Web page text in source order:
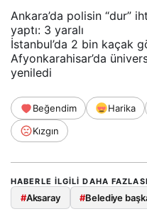
İstanbul’da 2 bin kaçak
Afyonkarahisar’da
yeniledi
Beğendim
Kızgın
HABERLE ILGILI DAHA FAZLASI
#Aksaray #Belediye